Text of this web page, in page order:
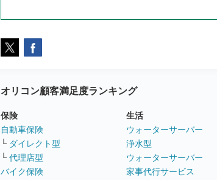
オリコン顧客満足度ランキング
保険
自動車保険
└ ダイレクト型
└ 代理店型
バイク保険
生活
ウォーターサーバー
浄水型
ウォーターサーバー
家事代行サービス